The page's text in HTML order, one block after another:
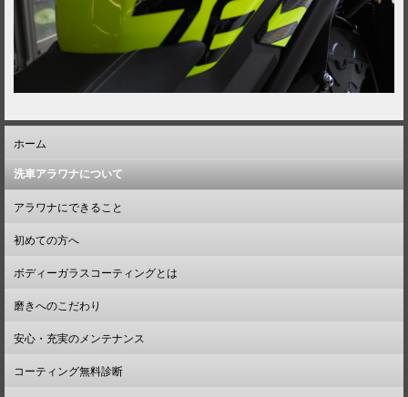
ホーム
洗車アラワナについて
アラワナにできること
初めての方へ
ボディーガラスコーティングとは
磨きへのこだわり
安心・充実のメンテナンス
コーティング無料診断